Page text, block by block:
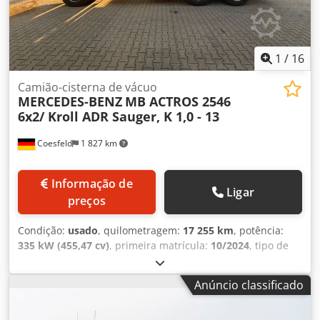
1 / 16
Coesfeld 1 827 km
Camião-cisterna de vácuo
MERCEDES-BENZ MB ACTROS 2546
6x2/ Kroll ADR Sauger, K 1,0 - 13
preços
Ligar
Condição: usado, quilometragem: 17 255 km, potência:
335 kW (455,47 cv), primeira matrícula: 10/2024, tipo de
, peso total:
eixo:3 eixos, cor:branco, tipo de engrenagem:
Euro 6 , largura total:2 550
Anúncio classificado